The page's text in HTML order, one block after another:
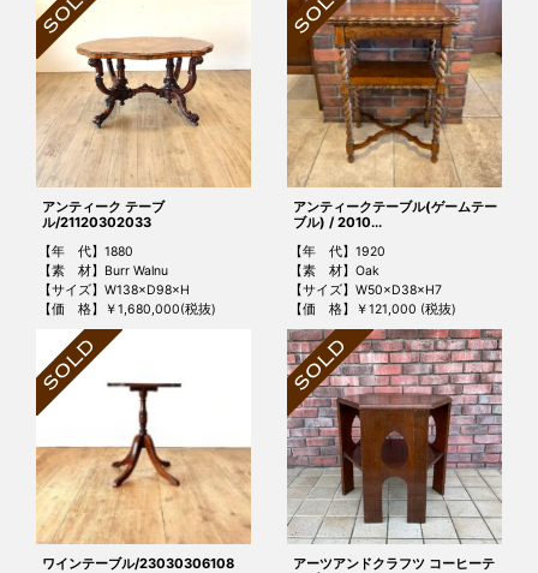
アンティーク テーブ
ル/21120302033
【年 代】1880
【素 材】Burr Walnu
【サイズ】W138×D98×H
【価 格】￥1,680,000(税抜)
アンティークテーブル(ゲームテー
ブル) / 2010...
【年 代】1920
【素 材】Oak
【サイズ】W50×D38×H7
【価 格】￥121,000 (税抜)
ワインテーブル/23030306108
アーツアンドクラフツ コーヒーテ